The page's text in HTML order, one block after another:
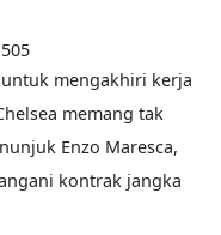
mengakhiri kerja
memang tak
Enzo Maresca,
kontrak jangka